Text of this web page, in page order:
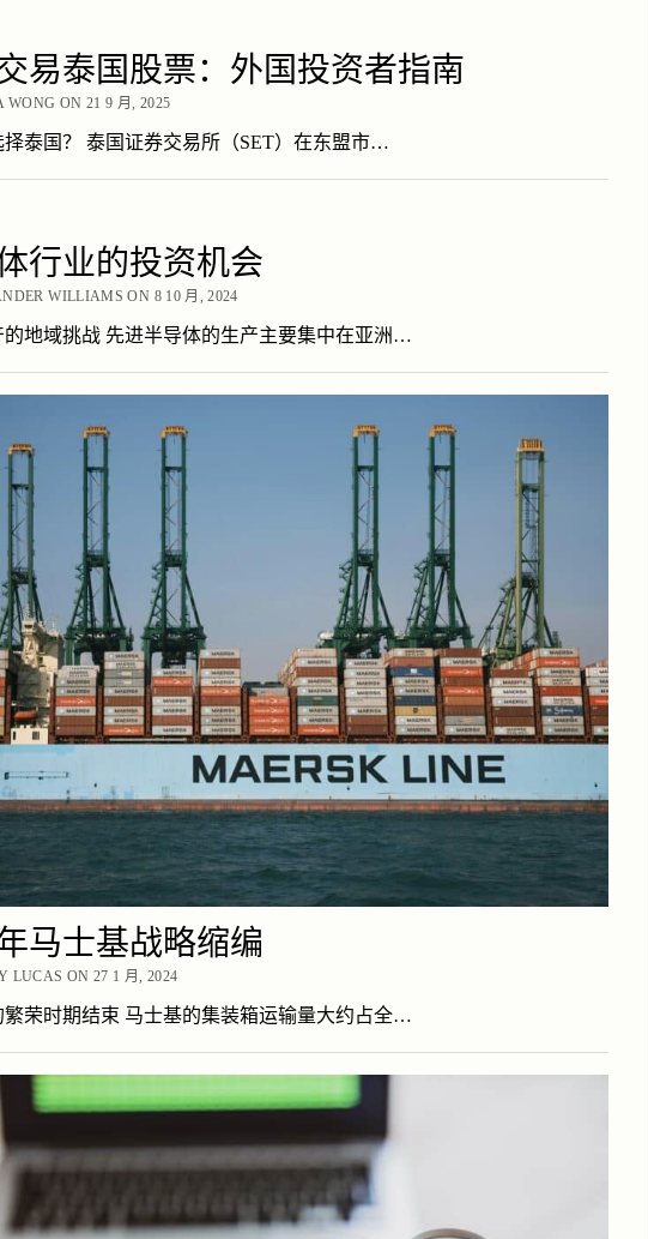
易泰国股票：外国投资者指南
ON 21 9 月, 2025
择泰国？ 泰国证券交易所（SET）在东盟市…
行业的投资机会
WILLIAMS ON 8 10 月, 2024
的地域挑战 先进半导体的生产主要集中在亚洲…
马士基战略缩编
LUCAS ON 27 1 月, 2024
繁荣时期结束 马士基的集装箱运输量大约占全…